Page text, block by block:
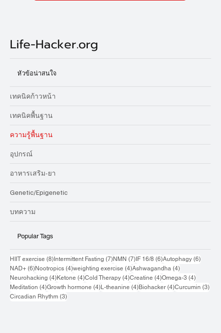
Life-Hacker.org
หัวข้อน่าสนใจ
เทคนิคก้าวหน้า
เทคนิคพื้นฐาน
ความรู้พื้นฐาน
อุปกรณ์
อาหารเสริม-ยา
Genetic/Epigenetic
บทความ
Popular Tags
HIIT exercise (8)8 กระทู้
Intermittent Fasting (7)7 กระทู้
NMN (7)7 กระทู้
IF 16/8 (6)6 กระทู้
Autophagy (6)6 กระทู้
NAD+ (6)6 กระทู้
Nootropics (4)4 กระทู้
weighting exercise (4)4 กระทู้
Ashwagandha (4)4 กระทู้
Neurohacking (4)4 กระทู้
Ketone (4)4 กระทู้
Cold Therapy (4)4 กระทู้
Creatine (4)4 กระทู้
Omega-3 (4)4 กระทู้
Meditation (4)4 กระทู้
Growth hormone (4)4 กระทู้
L-theanine (4)4 กระทู้
Biohacker (4)4 กระทู้
Curcumin (3)3 ก
Circadian Rhythm (3)3 กระทู้